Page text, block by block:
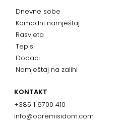
Dnevne sobe
Komadni namještaj
Rasvjeta
Tepisi
Dodaci
Namještaj na zalihi
KONTAKT
+385 1 6700 410
info@opremisidom.com